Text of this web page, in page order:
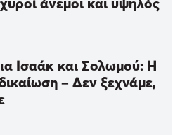
άνεμοι και υψηλός
Ισαάκ και Σολωμού: Η
– Δεν ξεχνάμε,